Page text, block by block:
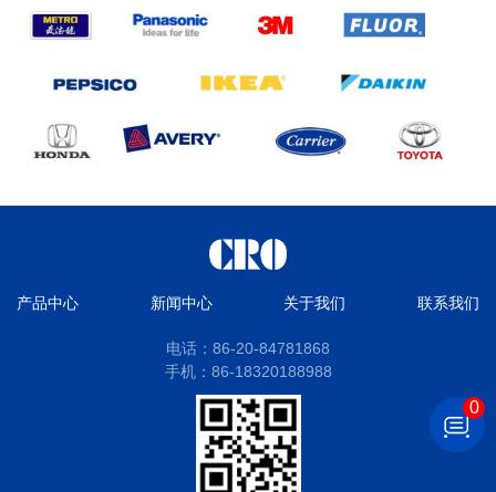
产品中心 新闻中心 关于我们 联系我们
电话：86-20-84781868
手机：86-18320188988
0